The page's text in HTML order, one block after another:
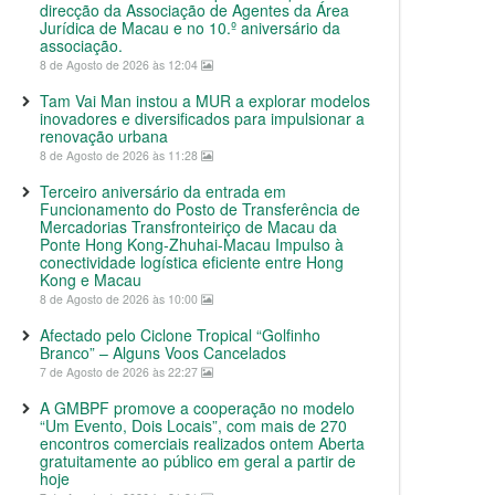
direcção da Associação de Agentes da Área
Jurídica de Macau e no 10.º aniversário da
associação.
8 de Agosto de 2026 às 12:04
Tam Vai Man instou a MUR a explorar modelos
inovadores e diversificados para impulsionar a
renovação urbana
8 de Agosto de 2026 às 11:28
Terceiro aniversário da entrada em
Funcionamento do Posto de Transferência de
Mercadorias Transfronteiriço de Macau da
Ponte Hong Kong-Zhuhai-Macau Impulso à
conectividade logística eficiente entre Hong
Kong e Macau
8 de Agosto de 2026 às 10:00
Afectado pelo Ciclone Tropical “Golfinho
Branco” – Alguns Voos Cancelados
7 de Agosto de 2026 às 22:27
A GMBPF promove a cooperação no modelo
“Um Evento, Dois Locais”, com mais de 270
encontros comerciais realizados ontem Aberta
gratuitamente ao público em geral a partir de
hoje